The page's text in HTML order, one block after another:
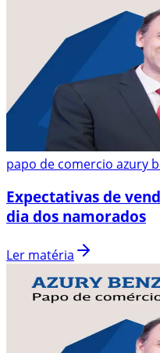
papo de comercio azury
Expectativas de
dia dos namorados
Ler matéria